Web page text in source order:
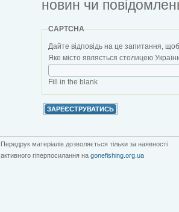
новин чи
CAPTCHA
Дайте відповідь на це запитання,
Яке місто являється столицею
Fill in the blank
Передрук матеріалів дозволяється тільки за наявності
активного гіперпосилання на gonefishing.org.ua